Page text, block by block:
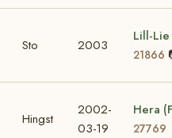
Sto 2003
Lill-Lie
21866
Hingst
2002-
03-19
Hera
27769